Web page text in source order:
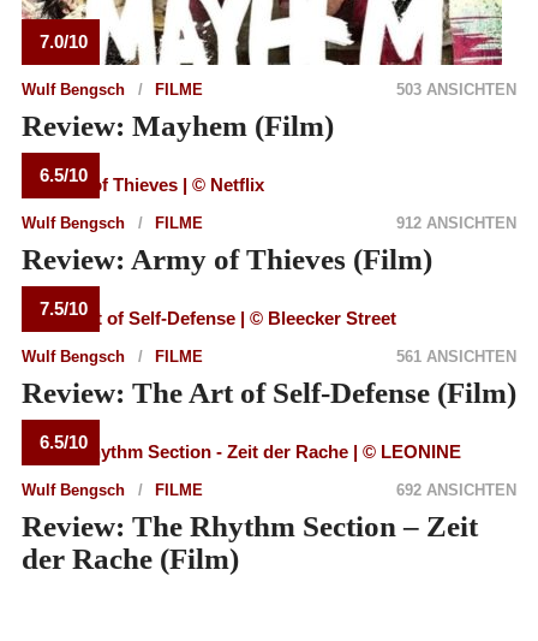
7.0/10
Wulf Bengsch FILME 503 ANSICHTEN
Review: Mayhem (Film)
6.5/10
Wulf Bengsch FILME 912 ANSICHTEN
Review: Army of Thieves (Film)
7.5/10
Wulf Bengsch FILME 561 ANSICHTEN
Review: The Art of Self-Defense (Film)
6.5/10
Wulf Bengsch FILME 692 ANSICHTEN
Review: The Rhythm Section – Zeit
der Rache (Film)